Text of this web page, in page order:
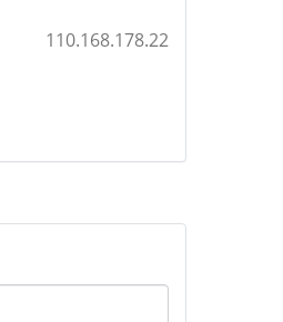
110.168.178.22